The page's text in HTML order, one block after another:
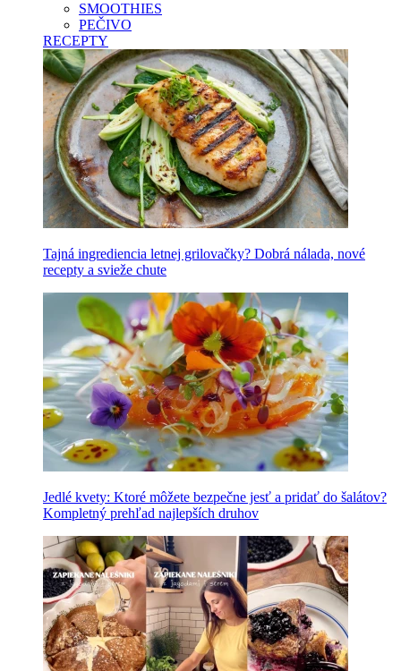
SMOOTHIES
PEČIVO
RECEPTY
Tajná ingrediencia letnej grilovačky? Dobrá nálada, nové
recepty a svieže chute
Jedlé kvety: Ktoré môžete bezpečne jesť a pridať do šalátov?
Kompletný prehľad najlepších druhov